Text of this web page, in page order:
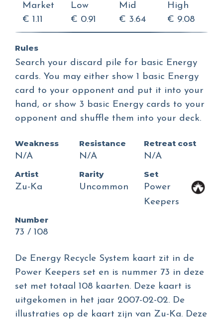
Market
€ 1.11
Low
€ 0.91
Mid
€ 3.64
High
€ 9.08
Rules
Search your discard pile for basic Energy
cards. You may either show 1 basic Energy
card to your opponent and put it into your
hand, or show 3 basic Energy cards to your
opponent and shuffle them into your deck.
Weakness
N/A
Resistance
N/A
Retreat cost
N/A
Artist
Zu-Ka
Rarity
Uncommon
Set
Power
Keepers
Number
73 / 108
De Energy Recycle System kaart zit in de
Power Keepers set en is nummer 73 in deze
set met totaal 108 kaarten. Deze kaart is
uitgekomen in het jaar 2007-02-02. De
illustraties op de kaart zijn van Zu-Ka. Deze